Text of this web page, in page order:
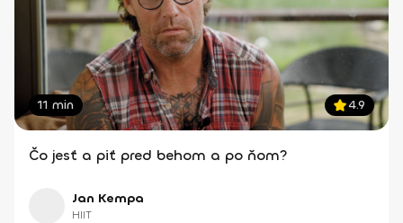
11 min 4.9
Čo jesť a piť pred behom a po ňom?
Jan Kempa
HIIT